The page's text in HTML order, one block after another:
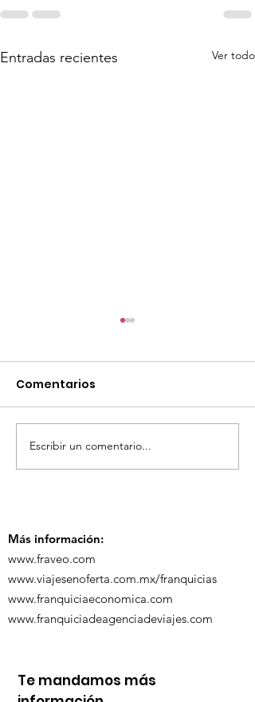
Entradas recientes Ver todo
TourTravelynByFraveo
participó en la
Comentarios
Escribir un comentario...
Más información:
www.fraveo.com
www.viajesenoferta.com.mx/franquicias
www.franquiciaeconomica.com
www.franquiciadeagenciadeviajes.com
Te mandamos más